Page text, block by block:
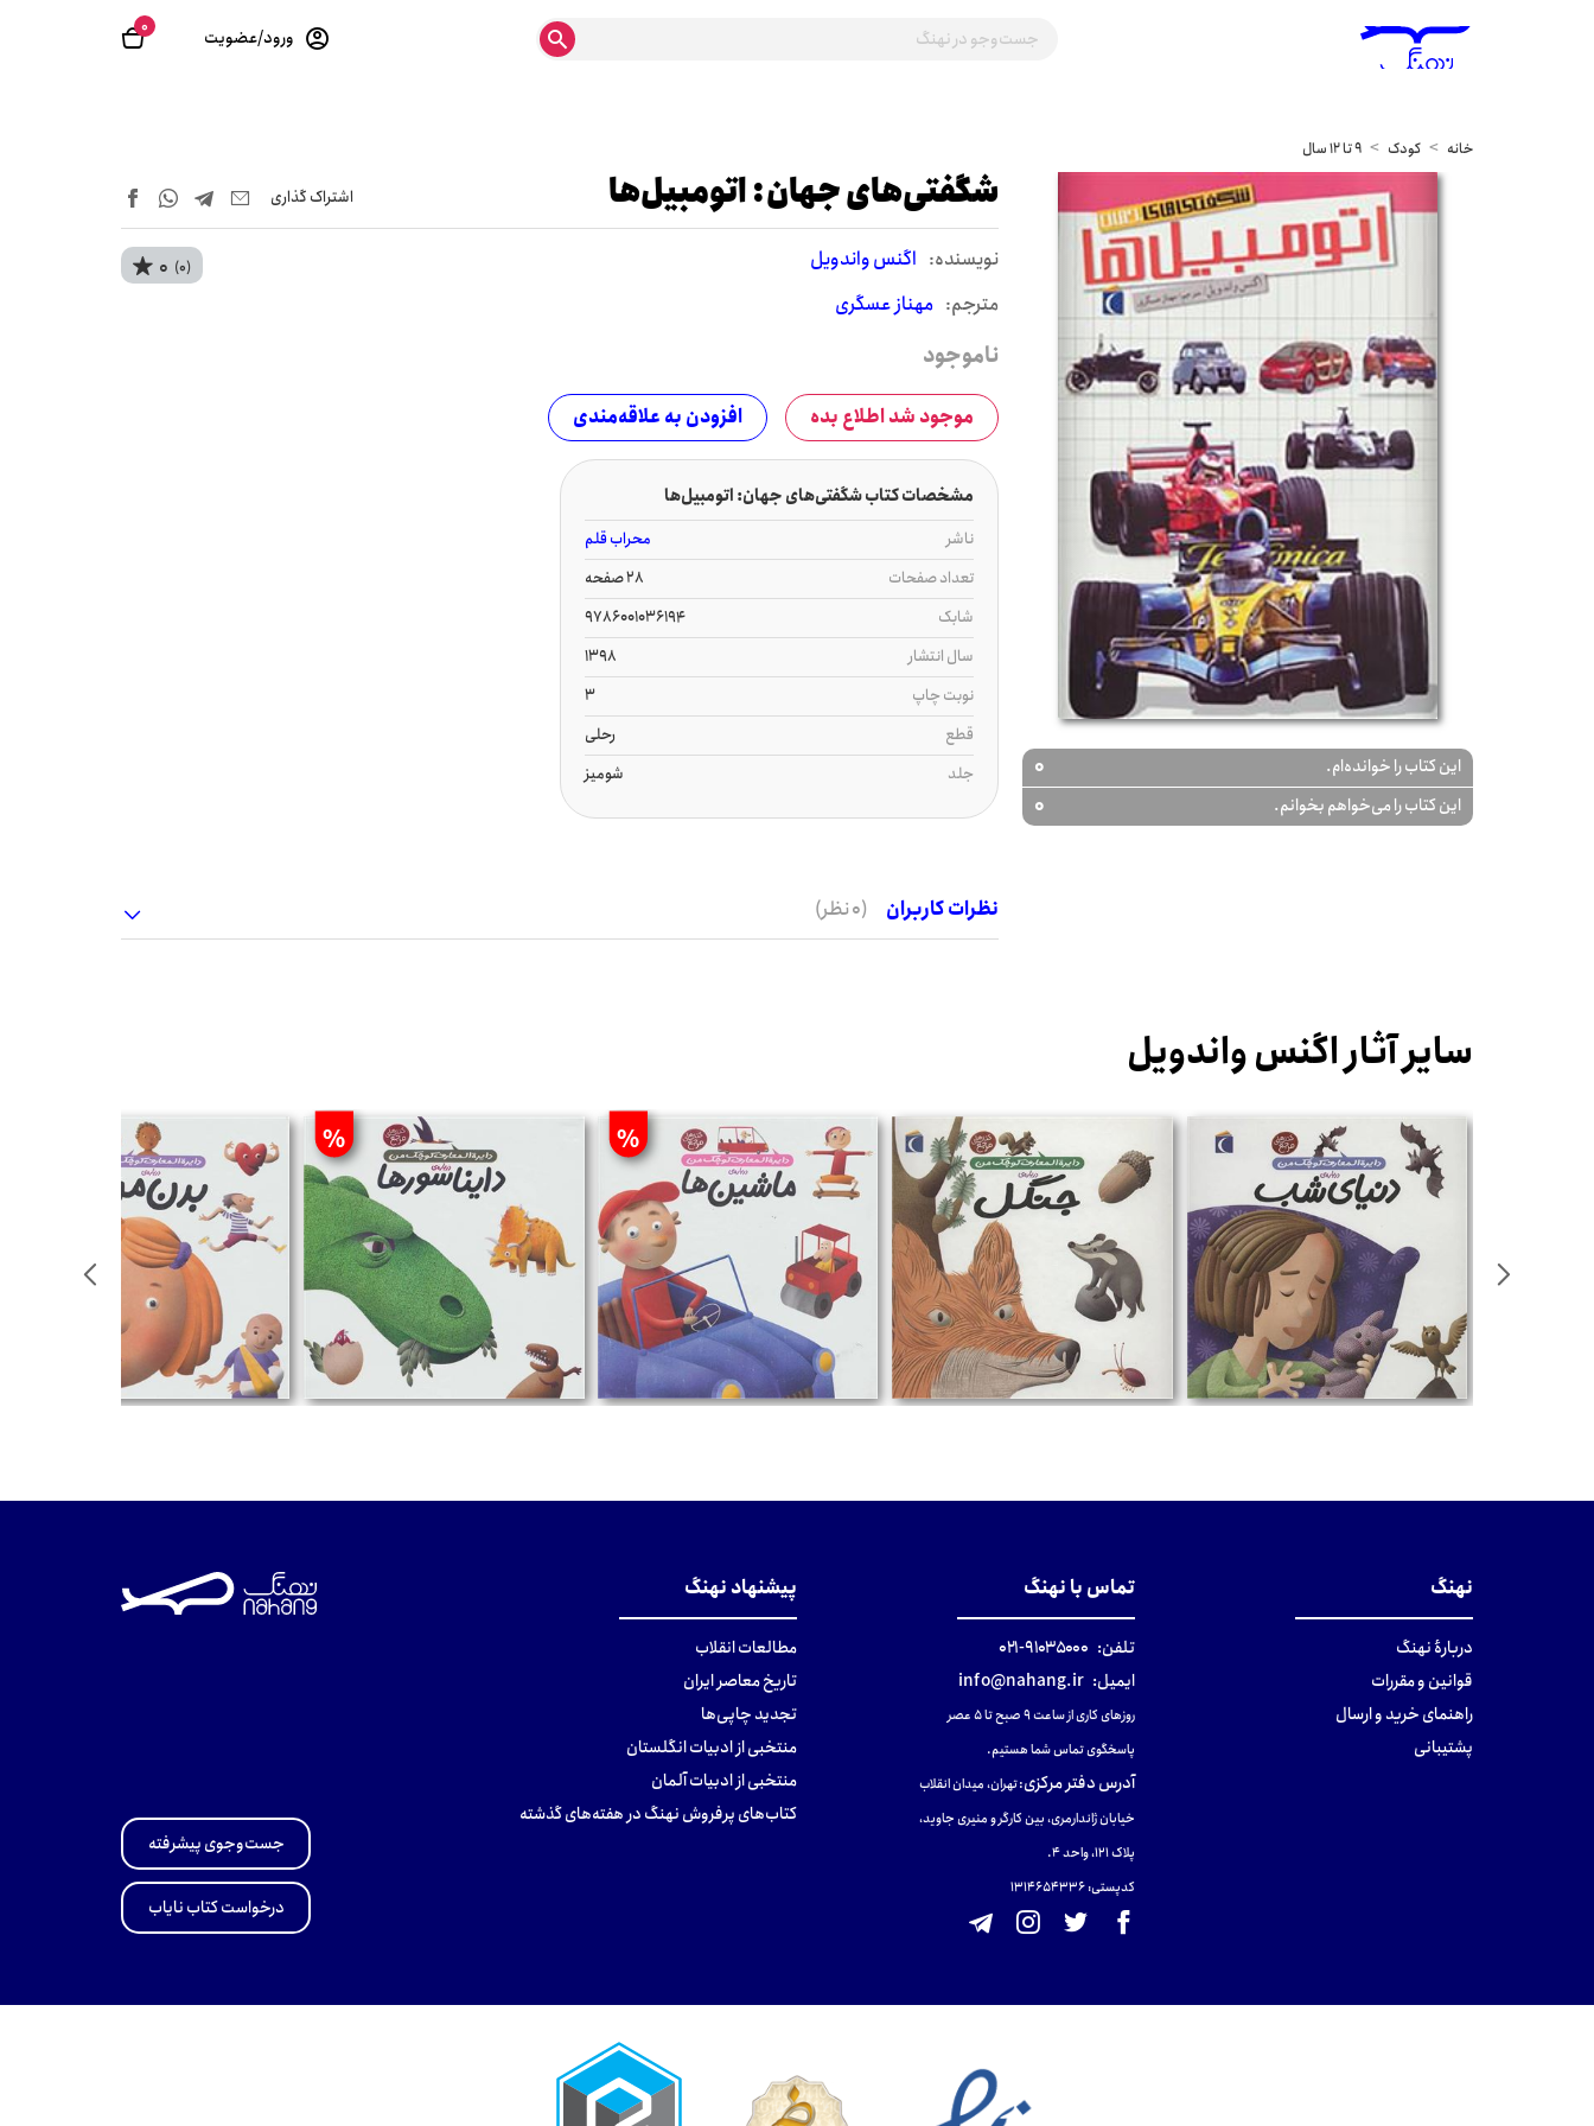
0 ورود/عضویت
خانه کودک 9 تا 12 سال
این کتاب را خوانده‌ام. 0
این کتاب را می‌خواهم بخوانم. 0
شگفتی‌های جهان: اتومبیل‌ها اشتراک‌ گذاری
نويسنده: اگنس واندویل
مترجم: مهناز عسگری
0 (0)
ناموجود
موجود شد اطلاع بده افزودن به علاقه‌مندی
مشخصات کتاب شگفتی‌های جهان: اتومبیل‌ها
ناشر
محراب قلم
تعداد صفحات
28 صفحه
شابک
9786001036194
سال انتشار
1398
نوبت چاپ
3
قطع
رحلی
جلد
شومیز
نظرات کاربران (0 نظر)
سایر آثار اگنس واندویل
%
%
نهنگ
دربارهٔ نهنگ
قوانین و مقررات
راهنمای خرید و ارسال
پشتیبانی
تماس با نهنگ
تلفن: ۹۱۰۳۵۰۰۰-۰۲۱
ایمیل: info@nahang.ir
روزهای کاری از ساعت ۹ صبح تا ۵ عصر
پاسخگوی تماس شما هستیم.
آدرس دفتر مرکزی:تهران، میدان انقلاب
خیابان ژاندارمری، بین کارگر و منیری جاوید،
پلاک 121، واحد ۴.
کدپستی: 131465433۶
پیشنهاد نهنگ
مطالعات انقلاب
تاریخ معاصر ایران
تجدید چاپی‌ها
منتخبی از ادبیات انگلستان
منتخبی از ادبیات آلمان
کتاب‌های پرفروش نهنگ در هفته‌های گذشته
جست‌وجوی پیشرفته
درخواست کتاب نایاب